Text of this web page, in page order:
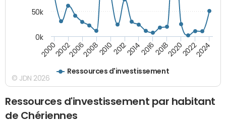
Ressources d'investissement
200020022006200820102012201420162018202020222024
0k
50k
© JDN 2026
Ressources d'investissement par habitant
de Chériennes